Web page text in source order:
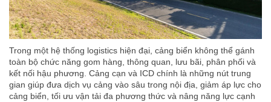
Trong một hệ thống logistics hiện đại, cảng biển không thể gánh
toàn bộ chức năng gom hàng, thông quan, lưu bãi, phân phối và
kết nối hậu phương. Cảng cạn và ICD chính là những nút trung
gian giúp đưa dịch vụ cảng vào sâu trong nội địa, giảm áp lực cho
cảng biển, tối ưu vận tải đa phương thức và nâng năng lực cạnh